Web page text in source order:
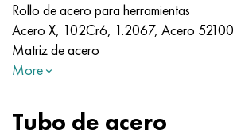
Rollo de acero para herramientas
Acero X, 102Cr6, 1.2067, Acero 52100
Matriz de acero
More
Tubo de acero